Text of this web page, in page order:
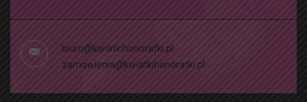
biuro@kwiatkihonoratki.pl
zamowienia@kwiatkihonoratki.pl